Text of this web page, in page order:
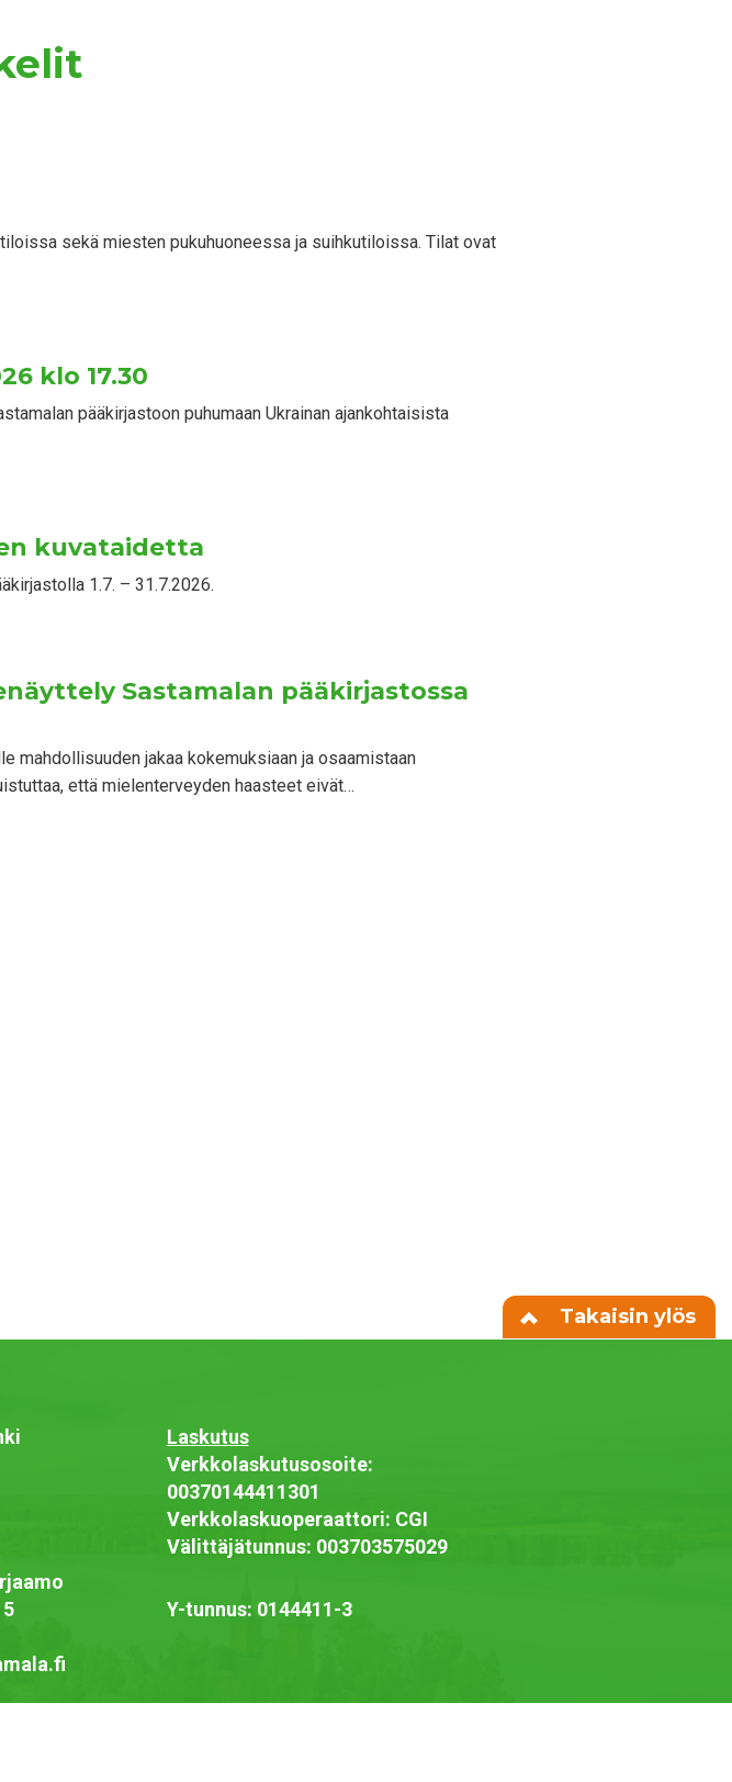
sekä miesten pukuhuoneessa ja suihkutiloissa. Tilat ovat
klo 17.30
pääkirjastoon puhumaan Ukrainan ajankohtaisista
kuvataidetta
1.7. – 31.7.2026.
Sastamalan pääkirjastossa
mahdollisuuden jakaa kokemuksiaan ja osaamistaan
että mielenterveyden haasteet eivät…
Takaisin ylös
Laskutus
Verkkolaskutusosoite:
00370144411301
Verkkolaskuoperaattori: CGI
Välittäjätunnus: 003703575029
Y-tunnus: 0144411-3